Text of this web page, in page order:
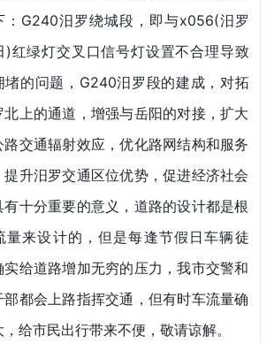
：G240汨罗绕城段，即与x056(汨罗
)红绿灯交叉口信号灯设置不合理导致
堵的问题，G240汨罗段的建成，对拓
北上的通道，增强与岳阳的对接，扩大
路交通辐射效应，优化路网结构和服务
提升汨罗交通区位优势，促进经济社会
有十分重要的意义，道路的设计都是根
量来设计的，但是每逢节假日车辆徒
实给道路增加无穷的压力，我市交警和
部都会上路指挥交通，但有时车流量确
，给市民出行带来不便，敬请谅解。